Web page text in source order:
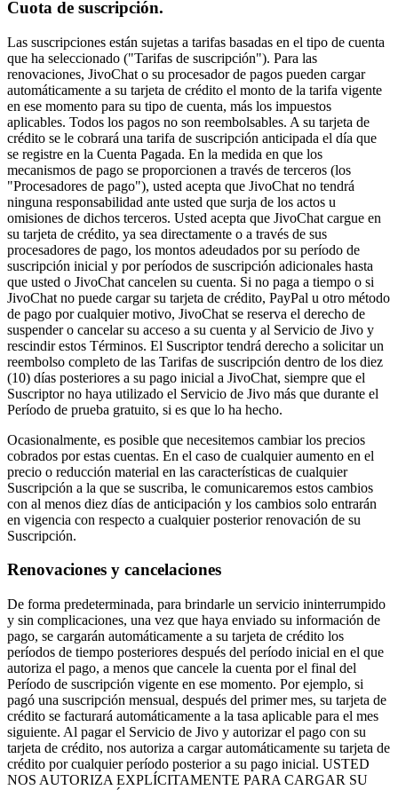
Cuota de suscripción.
Las suscripciones están sujetas a tarifas basadas en el tipo de cuenta
que ha seleccionado ("Tarifas de suscripción"). Para las
renovaciones, JivoChat o su procesador de pagos pueden cargar
automáticamente a su tarjeta de crédito el monto de la tarifa vigente
en ese momento para su tipo de cuenta, más los impuestos
aplicables. Todos los pagos no son reembolsables. A su tarjeta de
crédito se le cobrará una tarifa de suscripción anticipada el día que
se registre en la Cuenta Pagada. En la medida en que los
mecanismos de pago se proporcionen a través de terceros (los
"Procesadores de pago"), usted acepta que JivoChat no tendrá
ninguna responsabilidad ante usted que surja de los actos u
omisiones de dichos terceros. Usted acepta que JivoChat cargue en
su tarjeta de crédito, ya sea directamente o a través de sus
procesadores de pago, los montos adeudados por su período de
suscripción inicial y por períodos de suscripción adicionales hasta
que usted o JivoChat cancelen su cuenta. Si no paga a tiempo o si
JivoChat no puede cargar su tarjeta de crédito, PayPal u otro método
de pago por cualquier motivo, JivoChat se reserva el derecho de
suspender o cancelar su acceso a su cuenta y al Servicio de Jivo y
rescindir estos Términos. El Suscriptor tendrá derecho a solicitar un
reembolso completo de las Tarifas de suscripción dentro de los diez
(10) días posteriores a su pago inicial a JivoChat, siempre que el
Suscriptor no haya utilizado el Servicio de Jivo más que durante el
Período de prueba gratuito, si es que lo ha hecho.
Ocasionalmente, es posible que necesitemos cambiar los precios
cobrados por estas cuentas. En el caso de cualquier aumento en el
precio o reducción material en las características de cualquier
Suscripción a la que se suscriba, le comunicaremos estos cambios
con al menos diez días de anticipación y los cambios solo entrarán
en vigencia con respecto a cualquier posterior renovación de su
Suscripción.
Renovaciones y cancelaciones
De forma predeterminada, para brindarle un servicio ininterrumpido
y sin complicaciones, una vez que haya enviado su información de
pago, se cargarán automáticamente a su tarjeta de crédito los
períodos de tiempo posteriores después del período inicial en el que
autoriza el pago, a menos que cancele la cuenta por el final del
Período de suscripción vigente en ese momento. Por ejemplo, si
pagó una suscripción mensual, después del primer mes, su tarjeta de
crédito se facturará automáticamente a la tasa aplicable para el mes
siguiente. Al pagar el Servicio de Jivo y autorizar el pago con su
tarjeta de crédito, nos autoriza a cargar automáticamente su tarjeta de
crédito por cualquier período posterior a su pago inicial. USTED
NOS AUTORIZA EXPLÍCITAMENTE PARA CARGAR SU